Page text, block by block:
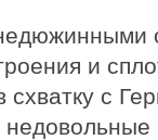
и
схватку с